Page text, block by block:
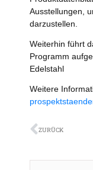
Ausstellungen,
darzustellen.
Weiterhin führt
Programm
Edelstahl
Weitere
Zurück
ZURÜCK